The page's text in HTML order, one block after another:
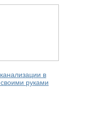
в
руками